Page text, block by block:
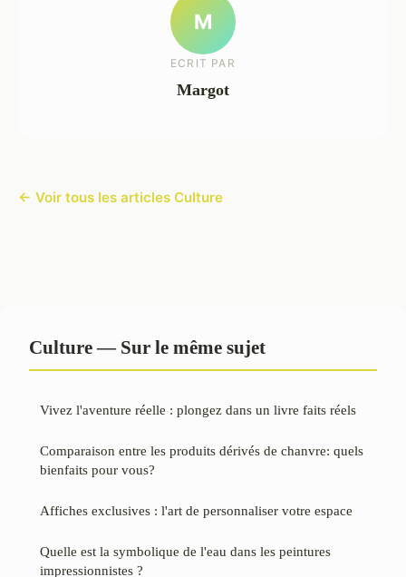
M
ECRIT PAR
Margot
← Voir tous les articles Culture
Culture — Sur le même sujet
Vivez l'aventure réelle : plongez dans un livre faits réels
Comparaison entre les produits dérivés de chanvre: quels
bienfaits pour vous?
Affiches exclusives : l'art de personnaliser votre espace
Quelle est la symbolique de l'eau dans les peintures
impressionnistes ?